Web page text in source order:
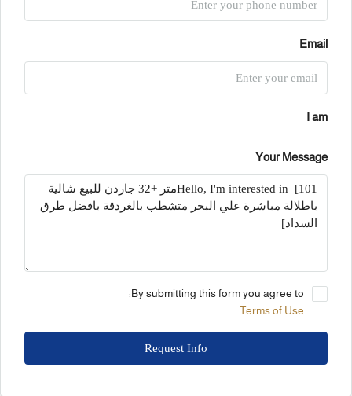
Email
I am
Your Message
By submitting this form you agree to:
Terms of Use
Request Info